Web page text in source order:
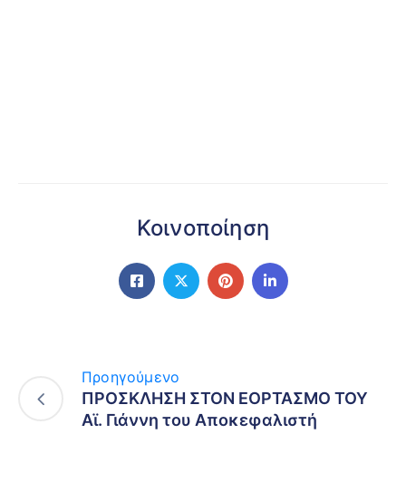
Κοινοποίηση
Προηγούμενο
ΠΡΟΣΚΛΗΣΗ ΣΤΟΝ ΕΟΡΤΑΣΜΟ ΤΟΥ
Αϊ. Γιάννη του Αποκεφαλιστή